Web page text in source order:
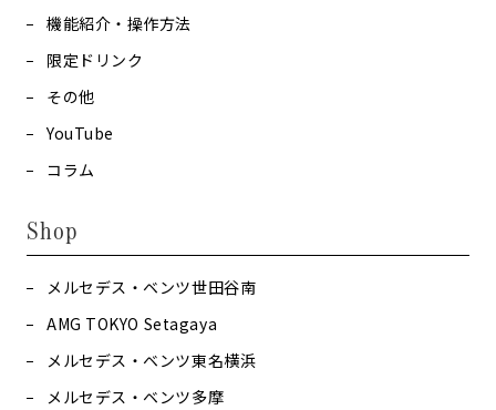
機能紹介・操作方法
限定ドリンク
その他
YouTube
コラム
Shop
メルセデス・ベンツ世田谷南
AMG TOKYO Setagaya
メルセデス・ベンツ東名横浜
メルセデス・ベンツ多摩